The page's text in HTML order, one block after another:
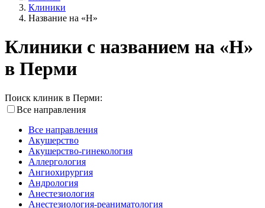
Клиники
Название на «H»
Клиники с названием на «H»
в Перми
Поиск клиник в Перми:
Все направления
Все направления
Акушерство
Акушерство-гинекология
Аллергология
Ангиохирургия
Андрология
Анестезиология
Анестезиология-реаниматология